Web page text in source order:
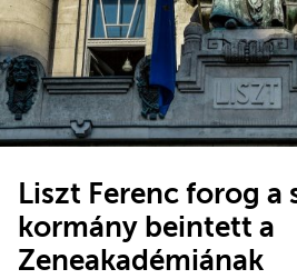
Liszt Ferenc forog a
kormány beintett a
Zeneakadémiának